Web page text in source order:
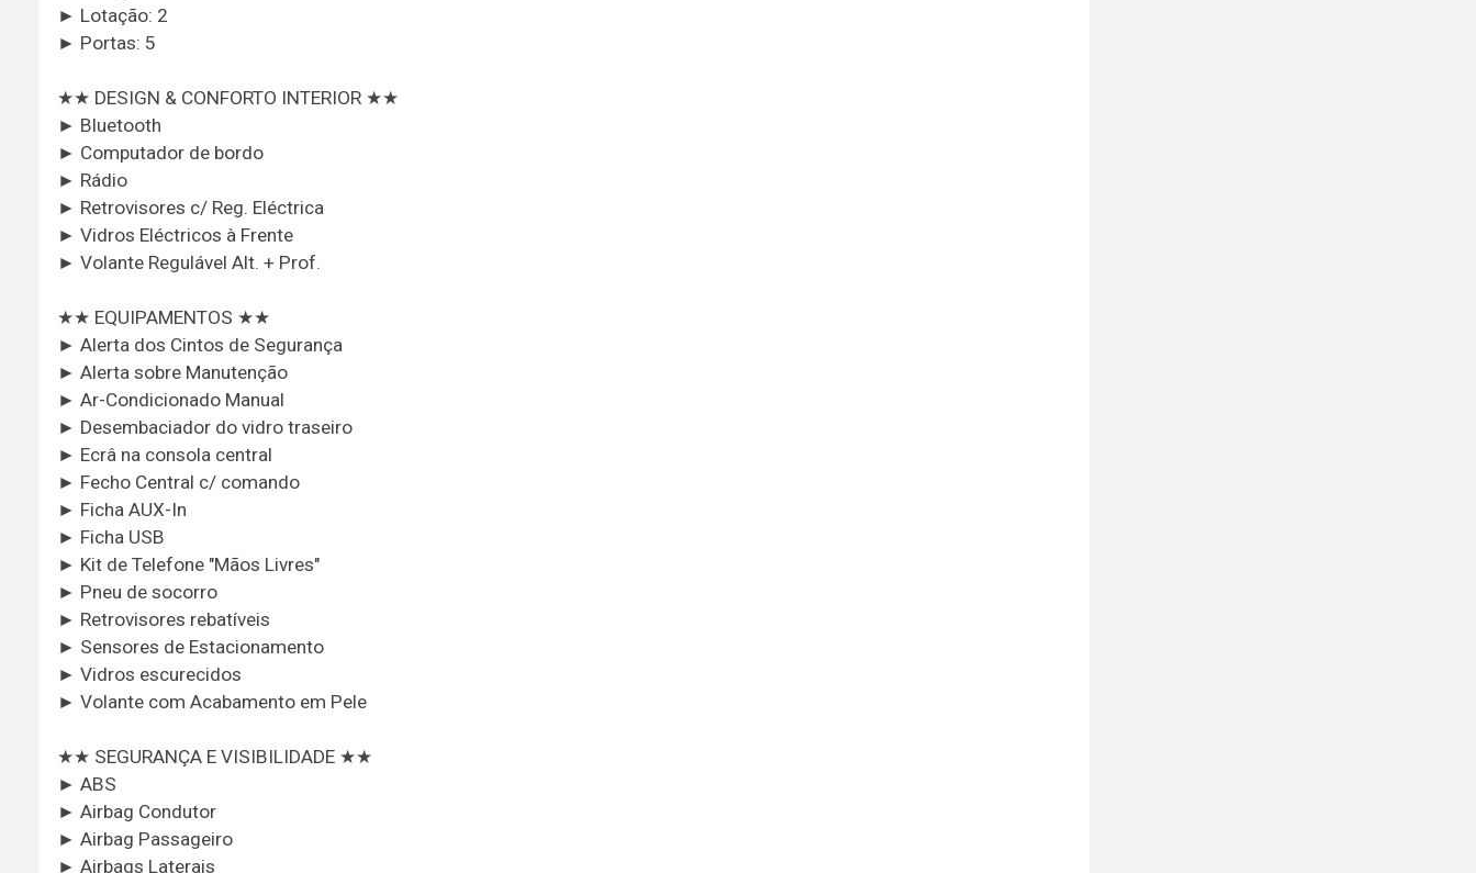
► Lotação: 2
► Portas: 5
★★ DESIGN & CONFORTO INTERIOR ★★
► Bluetooth
► Computador de bordo
► Rádio
► Retrovisores c/ Reg. Eléctrica
► Vidros Eléctricos à Frente
► Volante Regulável Alt. + Prof.
★★ EQUIPAMENTOS ★★
► Alerta dos Cintos de Segurança
► Alerta sobre Manutenção
► Ar-Condicionado Manual
► Desembaciador do vidro traseiro
► Ecrâ na consola central
► Fecho Central c/ comando
► Ficha AUX-In
► Ficha USB
► Kit de Telefone "Mãos Livres"
► Pneu de socorro
► Retrovisores rebatíveis
► Sensores de Estacionamento
► Vidros escurecidos
► Volante com Acabamento em Pele
★★ SEGURANÇA E VISIBILIDADE ★★
► ABS
► Airbag Condutor
► Airbag Passageiro
► Airbags Laterais